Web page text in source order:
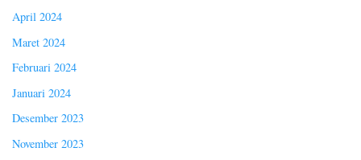
April 2024
Maret 2024
Februari 2024
Januari 2024
Desember 2023
November 2023